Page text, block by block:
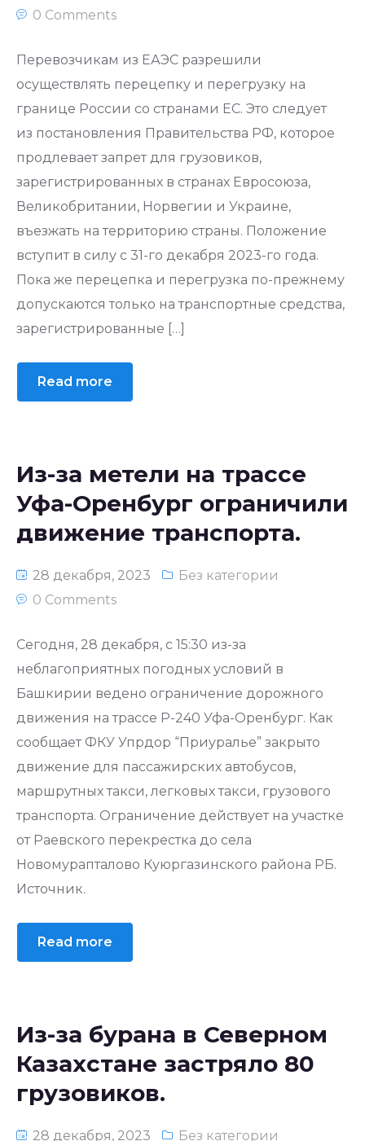
0 Comments
Перевозчикам из ЕАЭС разрешили
осуществлять перецепку и перегрузку на
границе России со странами ЕС. Это следует
из постановления Правительства РФ, которое
продлевает запрет для грузовиков,
зарегистрированных в странах Евросоюза,
Великобритании, Норвегии и Украине,
въезжать на территорию страны. Положение
вступит в силу с 31-го декабря 2023-го года.
Пока же перецепка и перегрузка по-прежнему
допускаются только на транспортные средства,
зарегистрированные […]
Read more
Из-за метели на трассе
Уфа-Оренбург ограничили
движение транспорта.
28 декабря, 2023
Без категории
0 Comments
Сегодня, 28 декабря, с 15:30 из-за
неблагоприятных погодных условий в
Башкирии ведено ограничение дорожного
движения на трассе Р-240 Уфа-Оренбург. Как
сообщает ФКУ Упрдор “Приуралье” закрыто
движение для пассажирских автобусов,
маршрутных такси, легковых такси, грузового
транспорта. Ограничение действует на участке
от Раевского перекрестка до села
Новомурапталово Куюргазинского района РБ.
Источник.
Read more
Из-за бурана в Северном
Казахстане застряло 80
грузовиков.
28 декабря, 2023 Без категории